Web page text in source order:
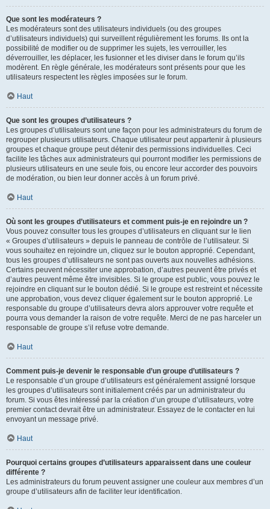
Que sont les modérateurs ?
Les modérateurs sont des utilisateurs individuels (ou des groupes
d’utilisateurs individuels) qui surveillent régulièrement les forums. Ils ont la
possibilité de modifier ou de supprimer les sujets, les verrouiller, les
déverrouiller, les déplacer, les fusionner et les diviser dans le forum qu’ils
modèrent. En règle générale, les modérateurs sont présents pour que les
utilisateurs respectent les règles imposées sur le forum.
Haut
Que sont les groupes d’utilisateurs ?
Les groupes d’utilisateurs sont une façon pour les administrateurs du forum de
regrouper plusieurs utilisateurs. Chaque utilisateur peut appartenir à plusieurs
groupes et chaque groupe peut détenir des permissions individuelles. Ceci
facilite les tâches aux administrateurs qui pourront modifier les permissions de
plusieurs utilisateurs en une seule fois, ou encore leur accorder des pouvoirs
de modération, ou bien leur donner accès à un forum privé.
Haut
Où sont les groupes d’utilisateurs et comment puis-je en rejoindre un ?
Vous pouvez consulter tous les groupes d’utilisateurs en cliquant sur le lien
« Groupes d’utilisateurs » depuis le panneau de contrôle de l’utilisateur. Si
vous souhaitez en rejoindre un, cliquez sur le bouton approprié. Cependant,
tous les groupes d’utilisateurs ne sont pas ouverts aux nouvelles adhésions.
Certains peuvent nécessiter une approbation, d’autres peuvent être privés et
d’autres peuvent même être invisibles. Si le groupe est public, vous pouvez le
rejoindre en cliquant sur le bouton dédié. Si le groupe est restreint et nécessite
une approbation, vous devez cliquer également sur le bouton approprié. Le
responsable du groupe d’utilisateurs devra alors approuver votre requête et
pourra vous demander la raison de votre requête. Merci de ne pas harceler un
responsable de groupe s’il refuse votre demande.
Haut
Comment puis-je devenir le responsable d’un groupe d’utilisateurs ?
Le responsable d’un groupe d’utilisateurs est généralement assigné lorsque
les groupes d’utilisateurs sont initialement créés par un administrateur du
forum. Si vous êtes intéressé par la création d’un groupe d’utilisateurs, votre
premier contact devrait être un administrateur. Essayez de le contacter en lui
envoyant un message privé.
Haut
Pourquoi certains groupes d’utilisateurs apparaissent dans une couleur
différente ?
Les administrateurs du forum peuvent assigner une couleur aux membres d’un
groupe d’utilisateurs afin de faciliter leur identification.